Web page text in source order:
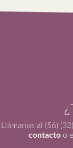
Llámanos al (56)
contacto o